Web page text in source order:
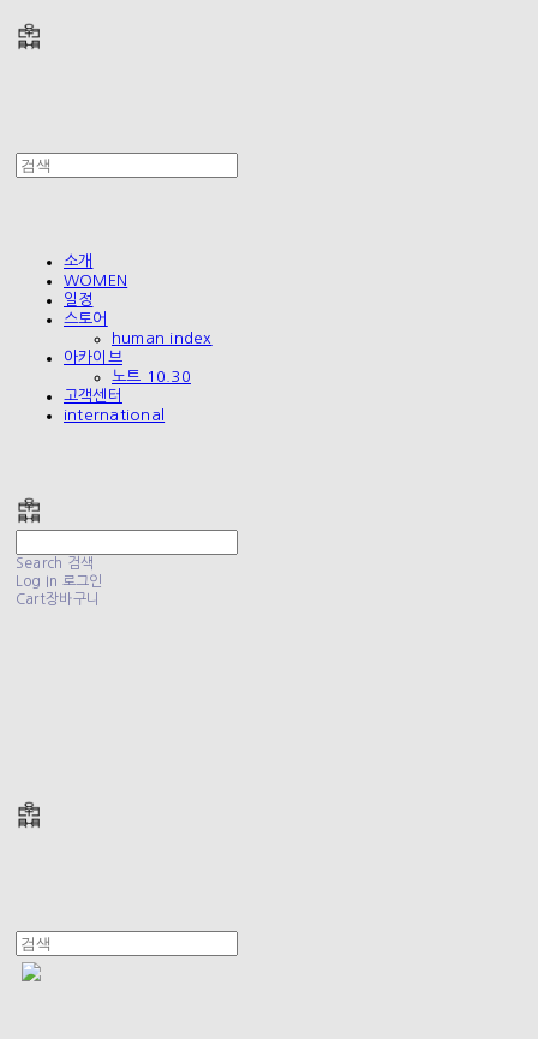
소개
WOMEN
일정
스토어
human index
아카이브
노트 10.30
고객센터
international
Search 검색
Log In 로그인
Cart장바구니